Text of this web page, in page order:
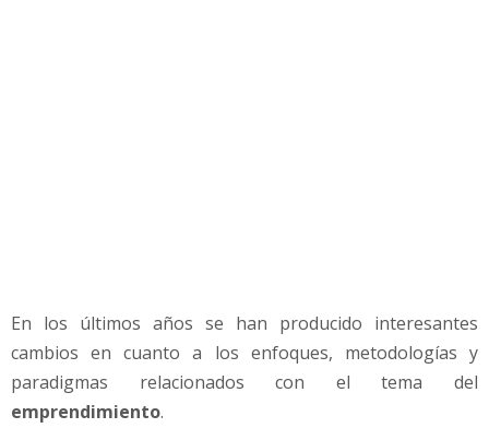
l
e
p
En los últimos años se han producido interesantes
cambios en cuanto a los enfoques, metodologías y
paradigmas relacionados con el tema del
emprendimiento.